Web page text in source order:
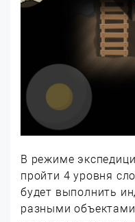
В режиме
пройти 4 уровня
будет выполнить
разными